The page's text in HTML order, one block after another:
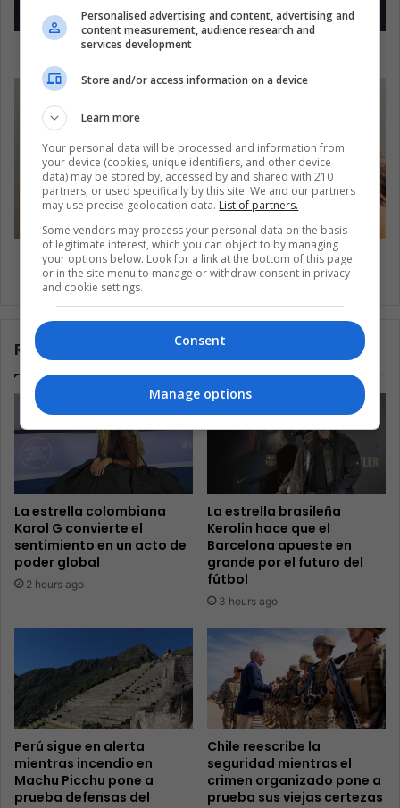
¿Has encontrado sentido en la vida?
Los científicos dicen que puedes cambiar tu
personalidad
Related Articles
La estrella colombiana
Karol G convierte el
sentimiento en un acto de
poder global
2 hours ago
La estrella brasileña
Kerolin hace que el
Barcelona apueste en
grande por el futuro del
fútbol
3 hours ago
Perú sigue en alerta
mientras incendio en
Machu Picchu pone a
prueba defensas del
Chile reescribe la
seguridad mientras el
crimen organizado pone a
prueba sus viejas certezas
Personalised advertising and content, advertising and
content measurement, audience research and
services development
Store and/or access information on a device
Learn more
Your personal data will be processed and information from
your device (cookies, unique identifiers, and other device
data) may be stored by, accessed by and shared with 210
partners, or used specifically by this site. We and our partners
may use precise geolocation data. List of partners.
Some vendors may process your personal data on the basis
of legitimate interest, which you can object to by managing
your options below. Look for a link at the bottom of this page
or in the site menu to manage or withdraw consent in privacy
and cookie settings.
Consent
Manage options